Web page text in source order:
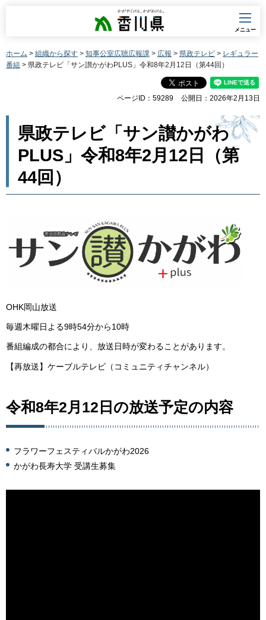
香川県
メニュー
ホーム > 組織から探す > 知事公室広聴広報課 > 広報 > 県政テレビ > レギュラー
番組 > 県政テレビ「サン讃かがわPLUS」令和8年2月12日（第44回）
ページID：59289 公開日：2026年2月13日
県政テレビ「サン讃かがわ
PLUS」令和8年2月12日（第
44回）
OHK岡山放送
毎週木曜日よる9時54分から10時
番組編成の都合により、放送日時が変わることがあります。
【再放送】ケーブルテレビ（コミュニティチャンネル）
令和8年2月12日の放送予定の内容
フラワーフェスティバルかがわ2026
かがわ長寿大学 受講生募集